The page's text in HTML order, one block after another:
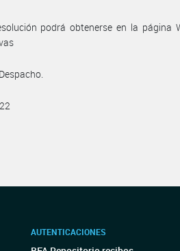
podrá obtenerse en la página
AUTENTICACIONES